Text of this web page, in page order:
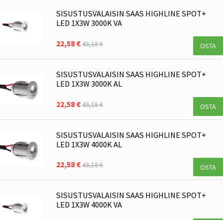
SISUSTUSVALAISIN SAAS HIGHLINE SPOT+
LED 1X3W 3000K VA
22,58 €43,18 € OSTA
SISUSTUSVALAISIN SAAS HIGHLINE SPOT+
LED 1X3W 3000K AL
22,58 €43,18 € OSTA
SISUSTUSVALAISIN SAAS HIGHLINE SPOT+
LED 1X3W 4000K AL
22,58 €43,18 € OSTA
SISUSTUSVALAISIN SAAS HIGHLINE SPOT+
LED 1X3W 4000K VA